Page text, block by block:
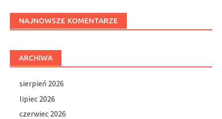
NAJNOWSZE KOMENTARZE
ARCHIWA
sierpień 2026
lipiec 2026
czerwiec 2026